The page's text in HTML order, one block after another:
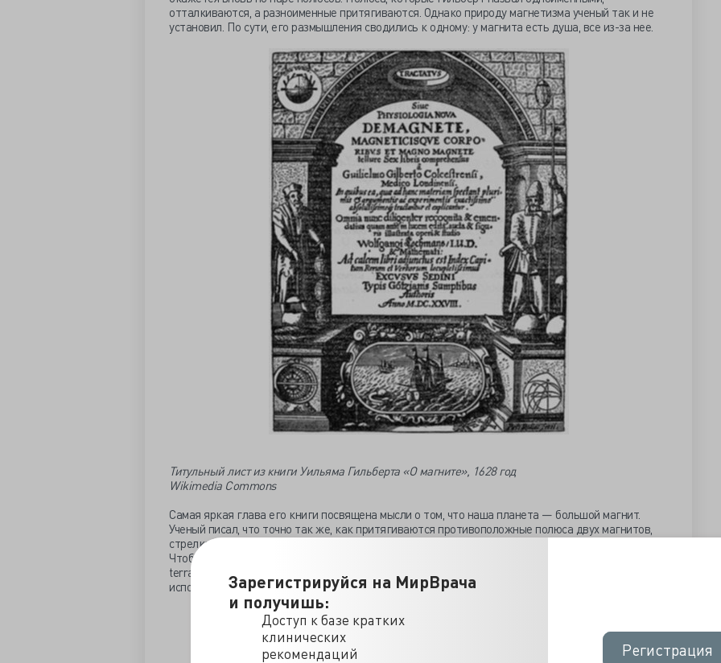
Зарегистрируйся на МирВрача
и получишь:
Доступ к базе кратких
клинических
рекомендаций
Регистрация
Регистрация
отталкиваются, а разноименные притягиваются. Однако природу магнетизма ученый так и не
установил. По сути, его размышления сводились к одному: у магнита есть душа, все из-за нее.
Титульный лист из книги Уильяма Гильберта «О магните», 1628 год
Wikimedia Commons
Самая яркая глава его книги посвящена мысли о том, что наша планета — большой магнит.
Ученый писал, что точно так же, как притягиваются противоположные полюса двух магнитов,
стрелка компаса притягивается к полюсам Земли, указывая направление на север и на юг.
Чтобы доказать это, Гильберт вырезал из магнетита модель планеты — терреллу (от слова
terra — «земля»). Компас, помещенный на эту модель, вел себя точно так же, как если бы его
использовали для ориентирования, например, моряки.